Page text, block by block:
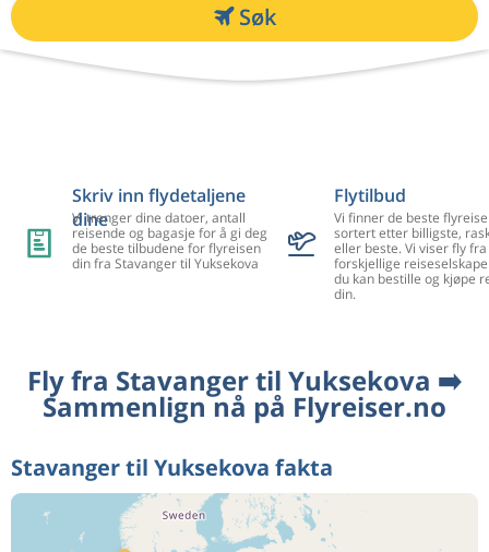
Søk
Skriv inn flydetaljene
dine
Vi trenger dine datoer, antall
reisende og bagasje for å gi deg
de beste tilbudene for flyreisen
din fra Stavanger til Yuksekova
Flytilbud
Vi finner de beste
sortert etter billigste,
eller beste. Vi viser fly
forskjellige
du kan bestille og kjøpe
din.
Fly fra Stavanger til Yuksekova ➡️
Sammenlign nå på Flyreiser.no
Stavanger til Yuksekova fakta